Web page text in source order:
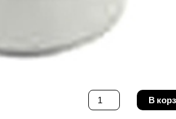
Количество
товара
Газовый
В